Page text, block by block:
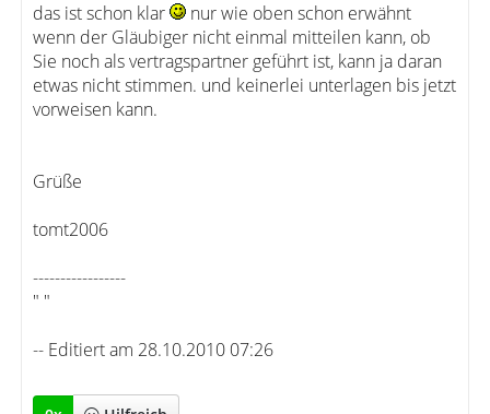
das ist schon klar
nur wie oben schon erwähnt
wenn der Gläubiger nicht einmal mitteilen kann, ob
Sie noch als vertragspartner geführt ist, kann ja daran
etwas nicht stimmen. und keinerlei unterlagen bis jetzt
vorweisen kann.
Grüße
tomt2006
-----------------
" "
-- Editiert am 28.10.2010 07:26